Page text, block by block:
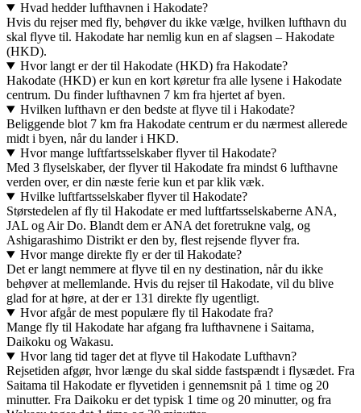
Hvad hedder lufthavnen i Hakodate?
Hvis du rejser med fly, behøver du ikke vælge, hvilken lufthavn du
skal flyve til. Hakodate har nemlig kun en af slagsen – Hakodate
(HKD).
Hvor langt er der til Hakodate (HKD) fra Hakodate?
Hakodate (HKD) er kun en kort køretur fra alle lysene i Hakodate
centrum. Du finder lufthavnen 7 km fra hjertet af byen.
Hvilken lufthavn er den bedste at flyve til i Hakodate?
Beliggende blot 7 km fra Hakodate centrum er du nærmest allerede
midt i byen, når du lander i HKD.
Hvor mange luftfartsselskaber flyver til Hakodate?
Med 3 flyselskaber, der flyver til Hakodate fra mindst 6 lufthavne
verden over, er din næste ferie kun et par klik væk.
Hvilke luftfartsselskaber flyver til Hakodate?
Størstedelen af fly til Hakodate er med luftfartsselskaberne ANA,
JAL og Air Do. Blandt dem er ANA det foretrukne valg, og
Ashigarashimo Distrikt er den by, flest rejsende flyver fra.
Hvor mange direkte fly er der til Hakodate?
Det er langt nemmere at flyve til en ny destination, når du ikke
behøver at mellemlande. Hvis du rejser til Hakodate, vil du blive
glad for at høre, at der er 131 direkte fly ugentligt.
Hvor afgår de mest populære fly til Hakodate fra?
Mange fly til Hakodate har afgang fra lufthavnene i Saitama,
Daikoku og Wakasu.
Hvor lang tid tager det at flyve til Hakodate Lufthavn?
Rejsetiden afgør, hvor længe du skal sidde fastspændt i flysædet. Fra
Saitama til Hakodate er flyvetiden i gennemsnit på 1 time og 20
minutter. Fra Daikoku er det typisk 1 time og 20 minutter, og fra